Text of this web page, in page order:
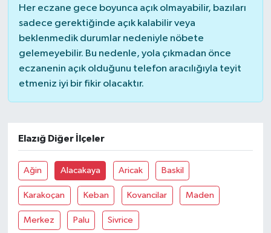
Her eczane gece boyunca açık olmayabilir, bazıları
sadece gerektiğinde açık kalabilir veya
beklenmedik durumlar nedeniyle nöbete
gelemeyebilir. Bu nedenle, yola çıkmadan önce
eczanenin açık olduğunu telefon aracılığıyla teyit
etmeniz iyi bir fikir olacaktır.
Elazığ Diğer İlçeler
Ağin Alacakaya Aricak Baskil
Karakoçan Keban Kovancilar Maden
Merkez Palu Sivrice